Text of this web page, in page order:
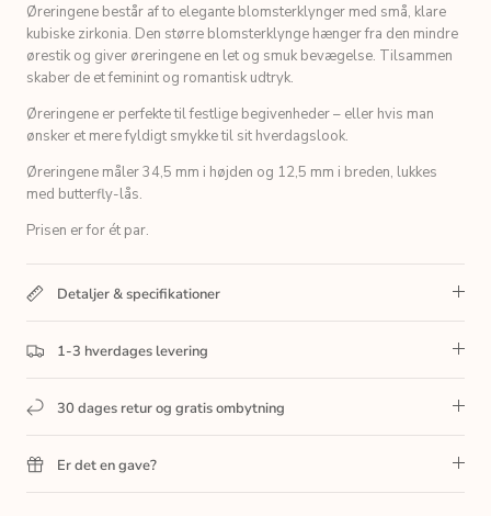
Øreringene består af to elegante blomsterklynger med små, klare
kubiske zirkonia. Den større blomsterklynge hænger fra den mindre
ørestik og giver øreringene en let og smuk bevægelse. Tilsammen
skaber de et feminint og romantisk udtryk.
Øreringene er perfekte til festlige begivenheder – eller hvis man
ønsker et mere fyldigt smykke til sit hverdagslook.
Øreringene måler 34,5 mm i højden og 12,5 mm i breden, lukkes
med butterfly-lås.
Prisen er for ét par.
Detaljer & specifikationer
1-3 hverdages levering
30 dages retur og gratis ombytning
Er det en gave?